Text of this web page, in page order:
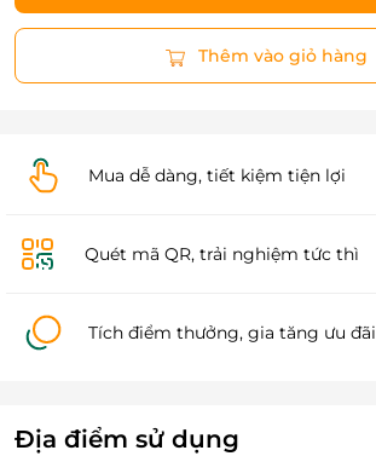
Thêm vào giỏ hàng
Mua dễ dàng, tiết kiệm tiện lợi
Quét mã QR, trải nghiệm tức thì
Tích điểm thưởng, gia tăng ưu đãi
Địa điểm sử dụng